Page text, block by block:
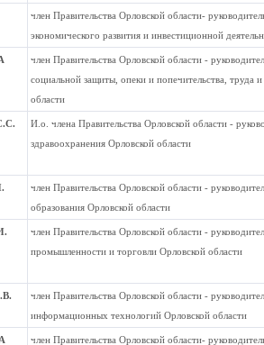
член Правительства Орловской области-
экономического развития и инвестиционной
член Правительства Орловской области -
социальной защиты, опеки и попечительства, труда
области
И.о. члена Правительства Орловской области -
здравоохранения Орловской области
член Правительства Орловской области -
образования Орловской области
член Правительства Орловской области -
промышленности и торговли Орловской области
член Правительства Орловской области -
информационных технологий Орловской области
член Правительства Орловской области-